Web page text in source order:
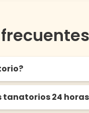
que
tanatorios 24